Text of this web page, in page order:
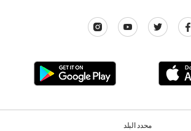
محدد البلد